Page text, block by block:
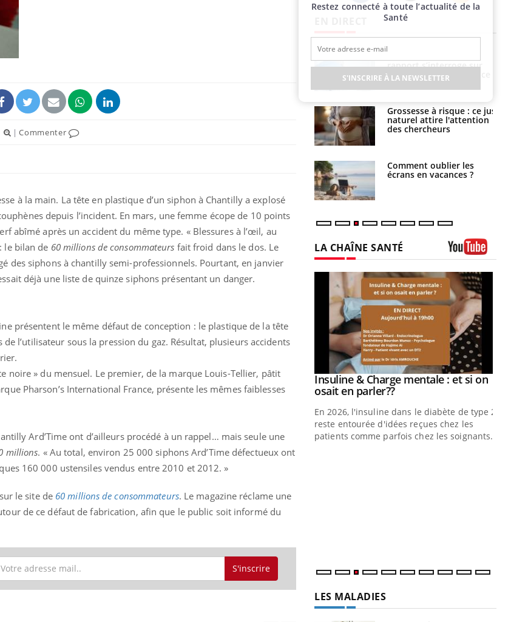
|Commenter
à la main. La tête en plastique d’un siphon à Chantilly a explosé
depuis l’incident. En mars, une femme écope de 10 points
abîmé après un accident du même type. « Blessures à l’œil, au
le bilan de 60 millions de consommateurs fait froid dans le dos. Le
des siphons à chantilly semi-professionnels. Pourtant, en janvier
déjà une liste de quinze siphons présentant un danger.
présentent le même défaut de conception : le plastique de la tête
l’utilisateur sous la pression du gaz. Résultat, plusieurs accidents
noire » du mensuel. Le premier, de la marque Louis-Tellier, pâtit
Pharson’s International France, présente les mêmes faiblesses
Ard’Time ont d’ailleurs procédé à un rappel… mais seule une
millions. « Au total, environ 25 000 siphons Ard’Time défectueux ont
160 000 ustensiles vendus entre 2010 et 2012. »
le site de 60 millions de consommateurs. Le magazine réclame une
de ce défaut de fabrication, afin que le public soit informé du
S'inscrire
Facebook Twitter Instagram
Comment éviter une otite
rapport s’interroge sur
son taux élevé en France
Grossesse à risque : ce jus
naturel attire l'attention
des chercheurs
Comment oublier les
écrans en vacances ?
comment le travail
empiète de plus en plus
sur nos soirées
Cancer colorectal : une
stratégie simple aurait
changé la donne au Pays
Chikungunya, dengue,
West Nile : que se passe-
LA CHAÎNE SANTÉ
brouillard mental ou
Les symptômes de la
sont multiples ce qui la rend
Youtube
Insuline & Charge mentale : et si on
osait en parler??Youtube
En 2026, l'insuline dans le diabète de type 2
reste entourée d'idées reçues chez les
patients comme parfois chez les soignants.
LES MALADIES
Restez connecté à toute l’actualité de la
Santé
S'INSCRIRE À LA NEWSLETTER